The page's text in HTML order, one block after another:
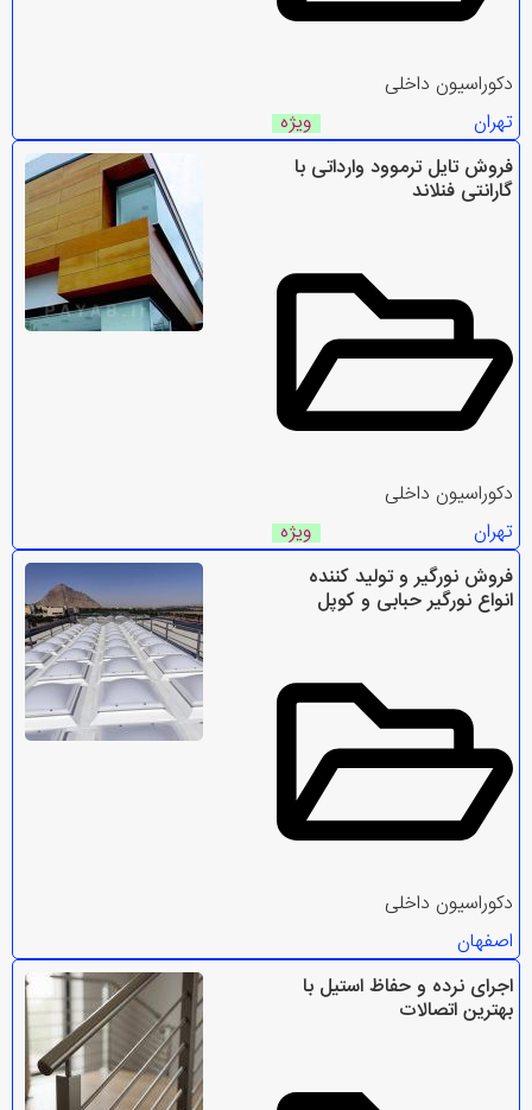
دکوراسیون داخلی
تهران
ویژه
فروش تایل ترموود وارداتی با
گارانتی فنلاند
دکوراسیون داخلی
تهران
ویژه
فروش نورگیر و تولید کننده
انواع نورگیر حبابی و کوپل
دکوراسیون داخلی
اصفهان
اجرای نرده و حفاظ استیل با
بهترین اتصالات